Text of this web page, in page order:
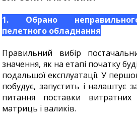
1. Обрано
пелетного обладнання
Правильний вибір
значення, як на етапі початку
подальшої експлуатації. У
побудує, запустить і налаштує
питання поставки
матриць і валиків.